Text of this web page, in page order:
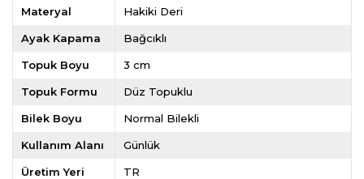
Materyal Hakiki Deri
Ayak Kapama Bağcıklı
Topuk Boyu 3 cm
Topuk Formu Düz Topuklu
Bilek Boyu Normal Bilekli
Kullanım Alanı Günlük
Üretim Yeri TR